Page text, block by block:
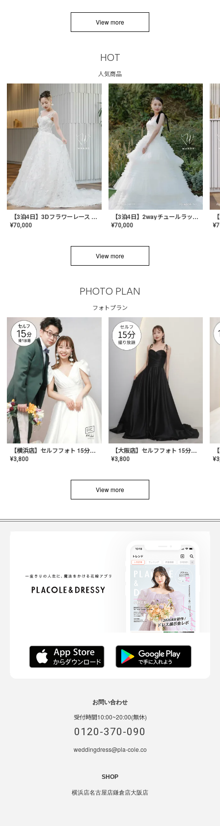
View more
HOT
人気商品
【3泊4日】3Dフラワーレース ドレス〈PD-WDOR-331〉
¥70,000
【3泊4日】2wayチュールラッフルドレス〈PD-WDOR-341RTL〉
¥70,000 ¥
View more
PHOTO PLAN
フォトプラン
【横浜店】セルフフォト 15分撮り放題プラン
¥3,800
【大阪店】セルフフォト 15分撮り放題プラン
¥3,800 ¥
View more
お問い合わせ
受付時間10:00~20:00(無休)
0120-370-090
weddingdress@pla-cole.co
SHOP
横浜店名古屋店鎌倉店大阪店